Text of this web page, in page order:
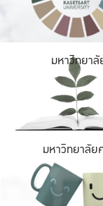
มหาวิทยาลั
มหาวิทยาลัย